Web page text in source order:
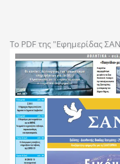
To PDF της "Εφημερίδας